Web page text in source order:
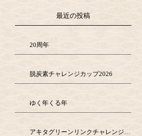
最近の投稿
20周年
脱炭素チャレンジカップ2026
ゆく年くる年
アキタグリーンリンクチャレンジ1000